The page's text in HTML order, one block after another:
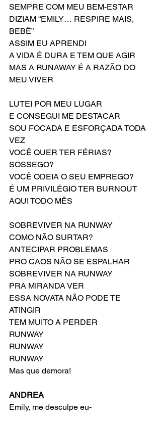
SEMPRE COM MEU BEM-ESTAR
DIZIAM “EMILY… RESPIRE MAIS,
BEBÊ”
ASSIM EU APRENDI
A VIDA É DURA E TEM QUE AGIR
MAS A RUNAWAY É A RAZÃO DO
MEU VIVER
LUTEI POR MEU LUGAR
E CONSEGUI ME DESTACAR
SOU FOCADA E ESFORÇADA TODA
VEZ
VOCÊ QUER TER FÉRIAS?
SOSSEGO?
VOCÊ ODEIA O SEU EMPREGO?
É UM PRIVILÉGIO TER BURNOUT
AQUI TODO MÊS
SOBREVIVER NA RUNWAY
COMO NÃO SURTAR?
ANTECIPAR PROBLEMAS
PRO CAOS NÃO SE ESPALHAR
SOBREVIVER NA RUNWAY
PRA MIRANDA VER
ESSA NOVATA NÃO PODE TE
ATINGIR
TEM MUITO A PERDER
RUNWAY
RUNWAY
RUNWAY
Mas que demora!
ANDREA
Emily, me desculpe eu-